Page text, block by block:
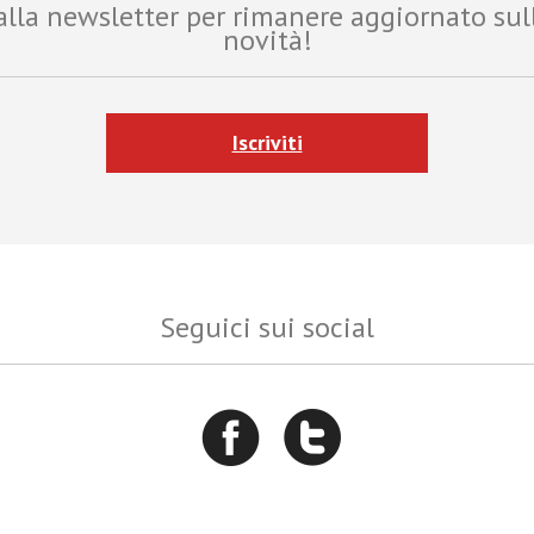
newsletter per rimanere aggiornato
novità!
Iscriviti
Seguici sui social